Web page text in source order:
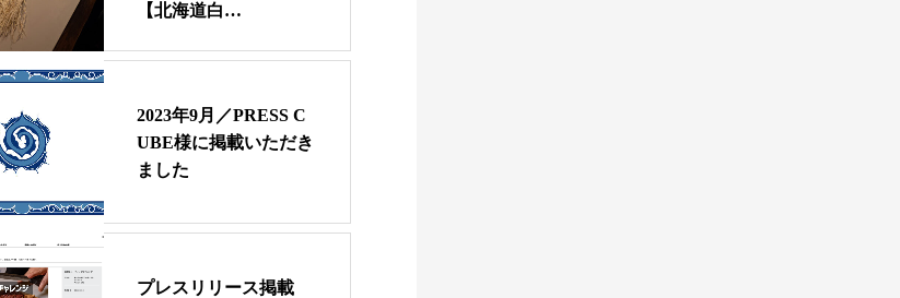
【北海道白…
2023年9月／PRESS C
UBE様に掲載いただき
ました
プレスリリース掲載